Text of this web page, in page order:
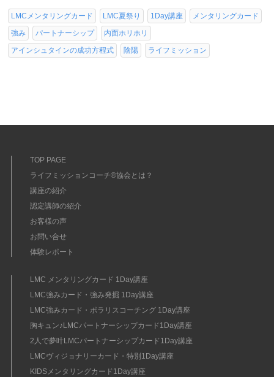
LMCメンタリングカード LMC夏祭り 1Day講座
メンタリングカード
強み
パートナーシップ
内面ホリホリ
アインシュタインの成功方程式
陰陽 ライフミッション
TOP PAGE
ライフミッションコーチ®協会とは？
講座の紹介
認定講師の紹介
お客様の声
お問い合せ
体験レポート
LMC メンタリングカード 1Day講座
LMC強みカード・強み発掘 1Day講座
LMC強みカード・ポラリスコーチング 1Day講座
胸キュン♪LMCパートナーシップカード1Day講座
2人で夢叶LMCパートナーシップカード1Day講座
LMCヴィジョナリーカード・特別1Day講座
KIDSメンタリングカード1Day講座